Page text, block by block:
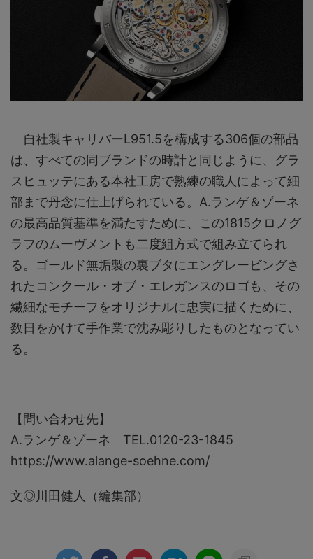
自社製キャリバーL951.5を構成する306個の部品
は、すべての同ブランドの時計と同じように、グラ
スヒュッテにある本社工房で熟練の職人によって細
部まで丹念に仕上げられている。A.ランゲ＆ゾーネ
の最高品質基準を満たすために、この1815クロノグ
ラフのムーヴメントも二度組方式で組み立てられ
る。ゴールド無垢製の裏ブタにエングレービングさ
れたコンクール・オブ・エレガンスのロゴも、その
繊細なモチーフをオリジナルに忠実に描くために、
数日をかけて手作業で沈み彫りしたものとなってい
る。
【問い合わせ先】
A.ランゲ＆ゾーネ TEL.0120-23-1845
https://www.alange-soehne.com/
文◎川田健人（編集部）